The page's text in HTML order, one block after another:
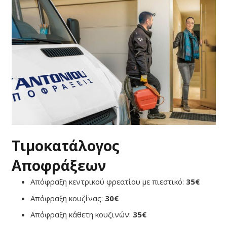
Τιμοκατάλογος
Αποφράξεων
Απόφραξη κεντρικού φρεατίου με πιεστικό: 35€
Απόφραξη κουζίνας: 30€
Απόφραξη κάθετη κουζινών: 35€